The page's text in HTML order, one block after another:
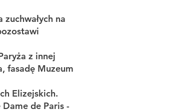
na
z innej
fasadę Muzeum
Elizejskich.
de Paris -